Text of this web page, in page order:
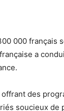
000
a
des
soucieux